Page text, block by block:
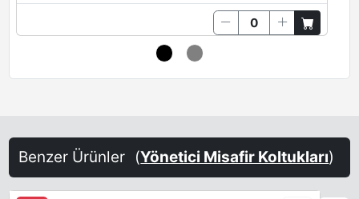
Benzer Ürünler (Yönetici Misafir Koltukları)